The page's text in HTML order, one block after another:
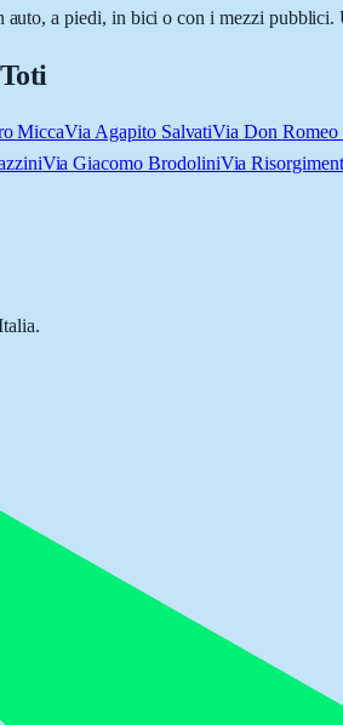
a piedi, in bici o con i mezzi
MiccaVia Agapito SalvatiVia Don
Via Giacomo BrodoliniVia